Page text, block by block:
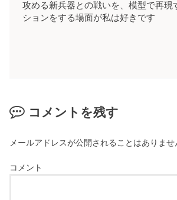
攻める新兵器との戦いを、模型で再現
ションをする場面が私は好きです
コメントを残す
メールアドレスが公開されることはありませ
コメント